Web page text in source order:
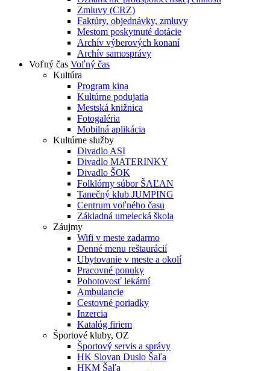
Zmluvy (CRZ)
Faktúry, objednávky, zmluvy
Mestom poskytnuté dotácie
Archív výberových konaní
Archív samosprávy
Voľný čas Voľný čas
Kultúra
Program kina
Kultúrne podujatia
Mestská knižnica
Fotogaléria
Mobilná aplikácia
Kultúrne služby
Divadlo ASI
Divadlo MATERINKY
Divadlo ŠOK
Folklórny súbor ŠAĽAN
Tanečný klub JUMPING
Centrum voľného času
Základná umelecká škola
Záujmy
Wifi v meste zadarmo
Denné menu reštaurácií
Ubytovanie v meste a okolí
Pracovné ponuky
Pohotovosť lekární
Ambulancie
Cestovné poriadky
Inzercia
Katalóg firiem
Športové kluby, OZ
Športový servis a správy
HK Slovan Duslo Šaľa
HKM Šaľa